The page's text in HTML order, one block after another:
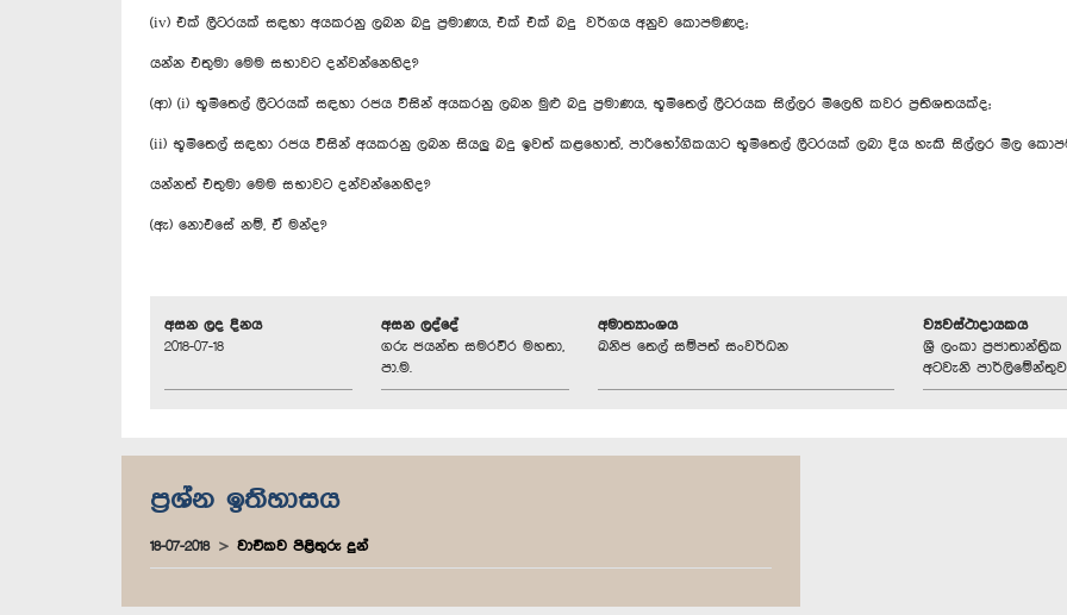
(iv) එක් ලීටරයක් සඳහා අයකරනු ලබන බදු ප්‍රමාණය, එක් එක් බදු වර්ගය අනුව කොපමණද;
යන්න එතුමා මෙම සභාවට දන්වන්නෙහිද?
(ආ) (i) භූමිතෙල් ලීටරයක් සඳහා රජය විසින් අයකරනු ලබන මුළු බදු ප්‍රමාණය, භූමිතෙල් ලීටරයක සිල්ලර මි‍ලෙහි කවර ප්‍රතිශතයක්ද;
(ii) භූමිතෙල් සඳහා රජය විසින් අයකරනු ලබන සියලු බදු ඉවත් කළහොත්, පාරිභෝගිකයාට භූමිතෙල් ලීටරයක් ලබා දිය හැකි සිල්ලර මිල
යන්නත් එතුමා මෙම සභාවට දන්වන්නෙහිද?
(ඇ) නොඑසේ නම්, ඒ මන්ද?
අසන ලද දිනය
2018-07-18
අසන ලද්දේ
ගරු ජයන්ත සමරවීර මහතා,
පා.ම.
අමාත්‍යාංශය
ඛනිජ තෙල් සම්පත් සංවර්ධන
ව්‍යවස්ථාදායකය
ශ්‍රී ලංකා
අටවැනි පාර්ලිමේන්තුව
ප්‍රශ්න ඉතිහාසය
18-07-2018 වාචිකව පිළිතුරු දුන්